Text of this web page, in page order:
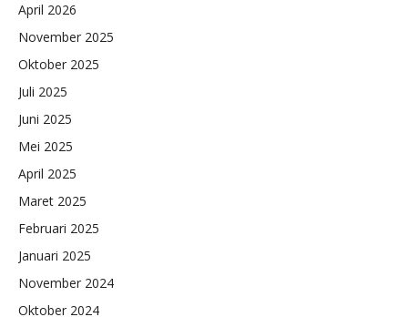
April 2026
November 2025
Oktober 2025
Juli 2025
Juni 2025
Mei 2025
April 2025
Maret 2025
Februari 2025
Januari 2025
November 2024
Oktober 2024